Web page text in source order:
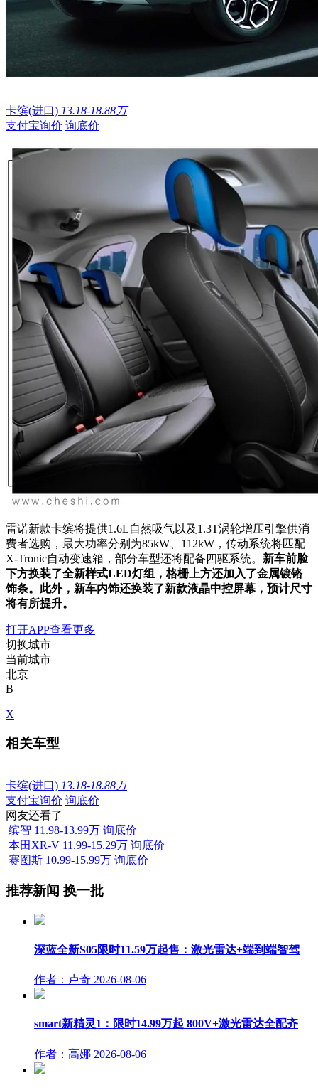
卡缤(进口) 13.18-18.88万
支付宝询价 询底价
雷诺新款卡缤将提供1.6L自然吸气以及1.3T涡轮增压引擎供消
费者选购，最大功率分别为85kW、112kW，传动系统将匹配
X-Tronic自动变速箱，部分车型还将配备四驱系统。 新车前脸
下方换装了全新样式LED灯组，格栅上方还加入了金属镀铬
饰条。此外，新车内饰还换装了新款液晶中控屏幕，预计尺寸
将有所提升。
打开APP查看更多
切换城市
当前城市
北京
B
X
相关车型
卡缤(进口) 13.18-18.88万
支付宝询价 询底价
网友还看了
缤智 11.98-13.99万 询底价
本田XR-V 11.99-15.29万 询底价
赛图斯 10.99-15.99万 询底价
推荐新闻 换一批
深蓝全新S05限时11.59万起售：激光雷达+端到端智驾
作者：卢奇 2026-08-06
smart新精灵1：限时14.99万起 800V+激光雷达全配齐
作者：高娜 2026-08-06